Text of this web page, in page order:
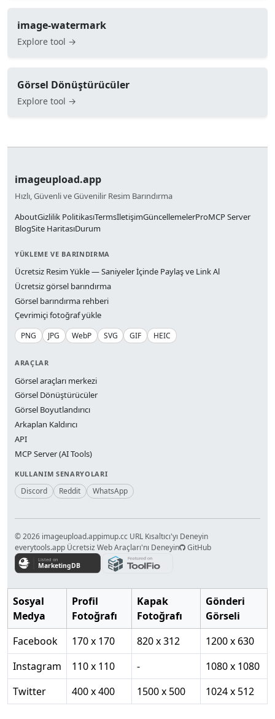
image-watermark
Explore tool →
Görsel Dönüştürücüler
Explore tool →
imageupload.app
Hızlı, Güvenli ve Güvenilir Resim Barındırma
AboutGizlilik PolitikasıTermsİletişimGüncellemelerProMCP Server
BlogSite HaritasıDurum
YÜKLEME VE BARINDIRMA
Ücretsiz Resim Yükle — Saniyeler İçinde Paylaş ve Link Al
Ücretsiz görsel barındırma
Görsel barındırma rehberi
Çevrimiçi fotoğraf yükle
PNG JPG WebP SVG GIF HEIC
ARAÇLAR
Görsel araçları merkezi
Görsel Dönüştürücüler
Görsel Boyutlandırıcı
Arkaplan Kaldırıcı
API
MCP Server (AI Tools)
KULLANIM SENARYOLARI
Discord Reddit WhatsApp
© 2026 imageupload.appimup.cc URL Kısaltıcı'yı Deneyin
everytools.app Ücretsiz Web Araçları'nı Deneyin
GitHub
Sosyal
Medya
Profil
Fotoğrafı
Kapak
Fotoğrafı
Gönderi
Görseli
Facebook
170 x 170 820 x 312
1200 x 630
Instagram
110 x 110 -
1080 x 1080
Twitter
400 x 400 1500 x 500 1024 x 512